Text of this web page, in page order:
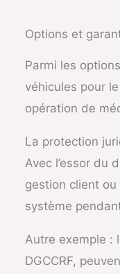
Options et
Parmi les
véhicules pour
opération de
La protection
Avec l’essor du
gestion client ou
système
Autre exemple :
DGCCRF,